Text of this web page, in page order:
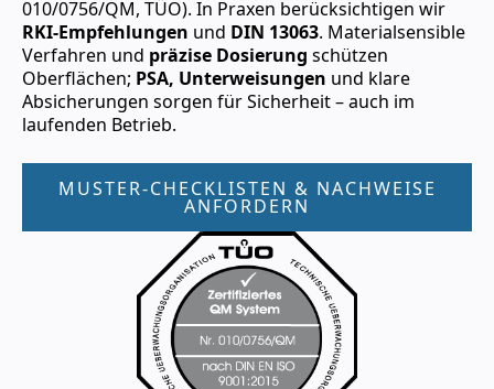
010/0756/QM, TÜO). In Praxen berücksichtigen wir
RKI-Empfehlungen und DIN 13063. Materialsensible
Verfahren und präzise Dosierung schützen
Oberflächen; PSA, Unterweisungen und klare
Absicherungen sorgen für Sicherheit – auch im
laufenden Betrieb.
MUSTER-CHECKLISTEN & NACHWEISE
ANFORDERN